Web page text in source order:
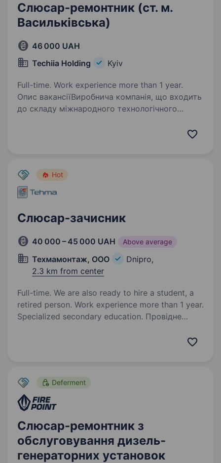
Слюсар-ремонтник (ст. м.
Васильківська)
46 000 UAH
Techiia Holding
Kyiv
Full-time. Work experience more than 1 year.
Опис вакансіїВиробнича компанія, що входить
до складу міжнародного технологічного
та технічно грамотного Слюсаря-ремонтника.
Hot
Слюсар-зачисник
40 000 – 45 000 UAH Above average
Техмамонтаж, ООО
Dnipro,
2.3 km from center
Full-time. We are also ready to hire a student, a
retired person. Work experience more than 1 year.
Specialized secondary education. Провідне
у виробництві професійного технологічного,
об'єктів. Ми на ринку 23 роки і залишаємося…
Deferment
Слюсар-ремонтник з
обслуговування дизель-
генераторних установок